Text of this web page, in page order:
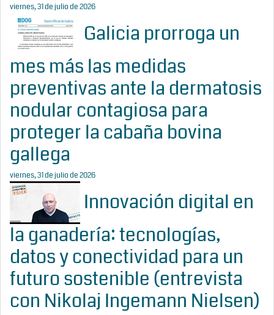
viernes, 31 de julio de 2026
Galicia prorroga un
mes más las medidas
preventivas ante la dermatosis
nodular contagiosa para
proteger la cabaña bovina
gallega
viernes, 31 de julio de 2026
Innovación digital en
la ganadería: tecnologías,
datos y conectividad para un
futuro sostenible (entrevista
con Nikolaj Ingemann Nielsen)